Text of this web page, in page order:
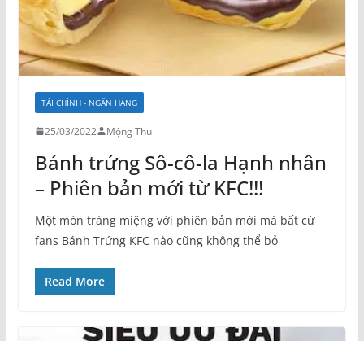
TÀI CHÍNH - NGÂN HÀNG
25/03/2022 Mộng Thu
Bánh trứng Sô-cô-la Hạnh nhân
– Phiên bản mới từ KFC!!!
Một món tráng miệng với phiên bản mới mà bất cứ
fans Bánh Trứng KFC nào cũng không thể bỏ
Read More